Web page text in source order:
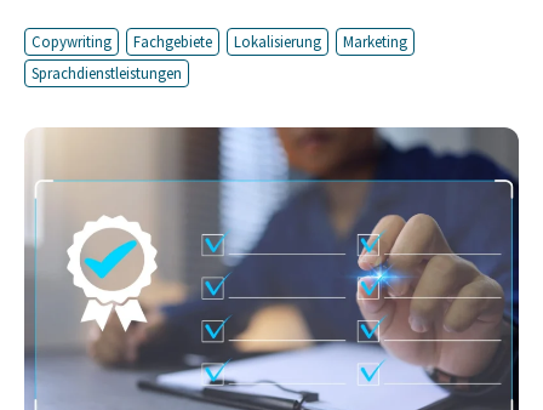
Copywriting Fachgebiete Lokalisierung
Marketing
Sprachdienstleistungen